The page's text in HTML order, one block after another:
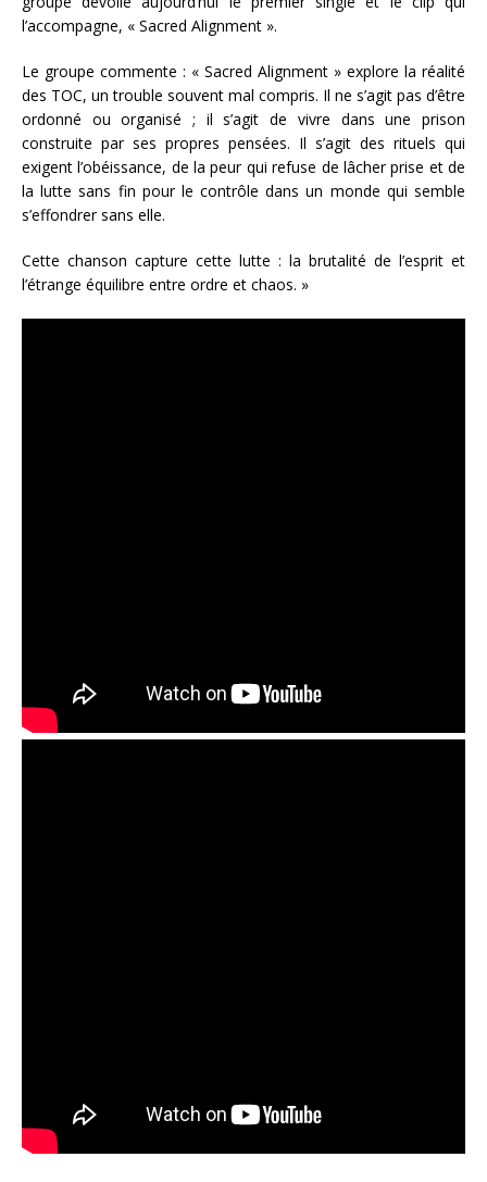
l’accompagne, « Sacred Alignment ».
Le groupe commente : « Sacred Alignment » explore la réalité
des TOC, un trouble souvent mal compris. Il ne s’agit pas d’être
ordonné ou organisé ; il s’agit de vivre dans une prison
construite par ses propres pensées. Il s’agit des rituels qui
exigent l’obéissance, de la peur qui refuse de lâcher prise et de
la lutte sans fin pour le contrôle dans un monde qui semble
s’effondrer sans elle.
Cette chanson capture cette lutte : la brutalité de l’esprit et
l’étrange équilibre entre ordre et chaos. »